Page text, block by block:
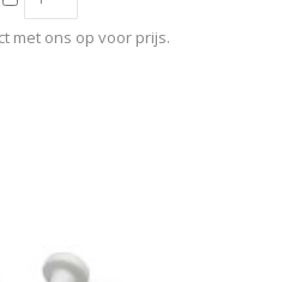
met ons op voor prijs.